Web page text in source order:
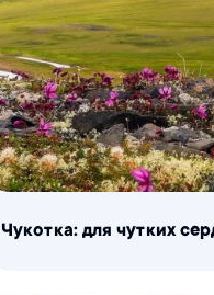
Чукотка: для чутких